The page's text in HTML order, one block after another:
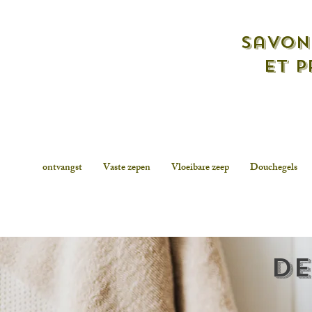
et
ontvangst Vaste zepen Vloeibare zeep Douchegels